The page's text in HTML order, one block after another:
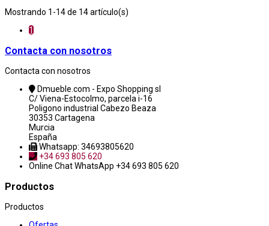
Mostrando 1-14 de 14 artículo(s)
1
Contacta con nosotros
Contacta con nosotros
Dmueble.com - Expo Shopping sl
C/ Viena-Estocolmo, parcela i-16
Poligono industrial Cabezo Beaza
30353 Cartagena
Murcia
España
Whatsapp: 34693805620
+34 693 805 620
Online ChatWhatsApp +34 693 805 620
Productos
Productos